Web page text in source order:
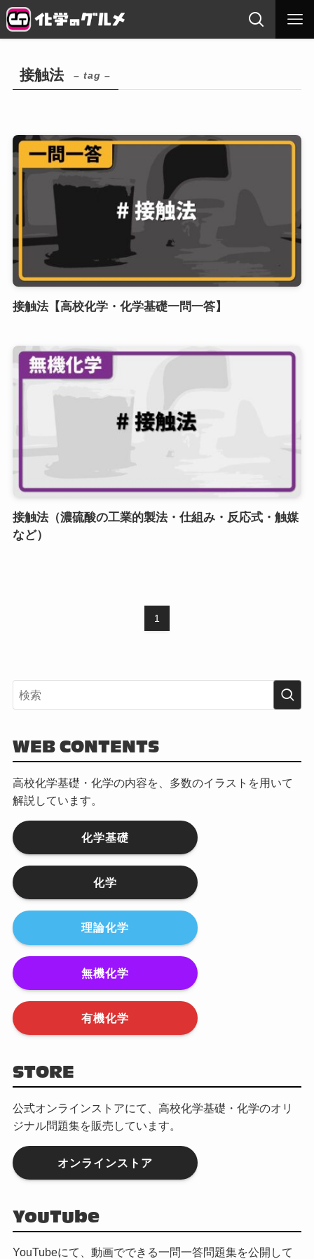
接触法 – tag –
接触法【高校化学・化学基礎一問一答】
接触法（濃硫酸の工業的製法・仕組み・反応式・触媒
など）
1
WEB CONTENTS
高校化学基礎・化学の内容を、多数のイラストを用いて
解説しています。
化学基礎
化学
理論化学
無機化学
有機化学
STORE
公式オンラインストアにて、高校化学基礎・化学のオリ
ジナル問題集を販売しています。
オンラインストア
YouTube
YouTubeにて、動画でできる一問一答問題集を公開して